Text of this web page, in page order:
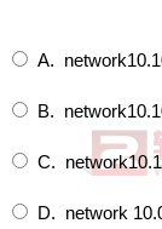
A.
B.
C.
D. network